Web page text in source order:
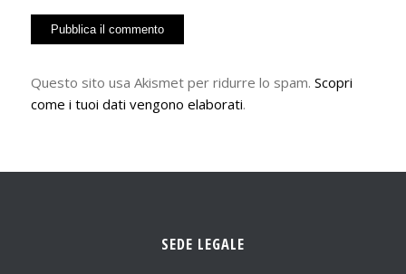
Questo sito usa Akismet per ridurre lo spam. Scopri
come i tuoi dati vengono elaborati.
SEDE LEGALE